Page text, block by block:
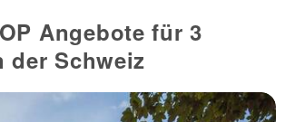
Angebote für 3
der Schweiz